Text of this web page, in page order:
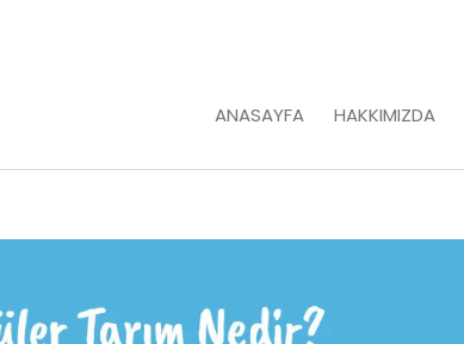
ANASAYFA HAKKIMIZDA